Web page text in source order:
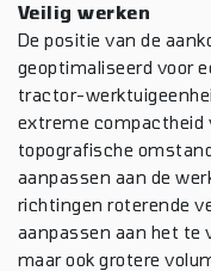
Veilig werken
De positie van de
geoptimaliseerd voor
tractor-
extreme compactheid
topografische
aanpassen aan de
richtingen roterende
aanpassen aan het te
maar ook grotere